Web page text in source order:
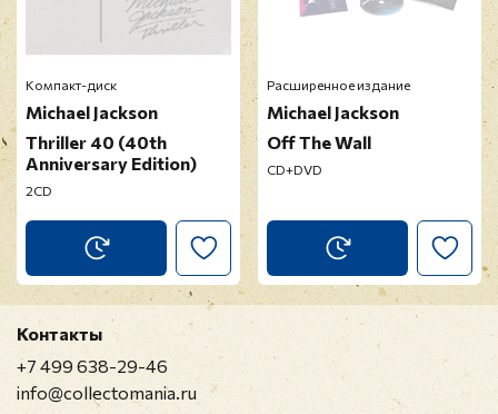
Прикрепить фото
Оставить отзыв
Перед публикацией отзывы проходят
модерацию
Компакт-диск
Michael Jackson
Thriller 40 (40th
Anniversary Edition)
2CD
Расширенное издание
Michael Jackson
Off The Wall
CD+DVD
Контакты
+7 499 638-29-46
info@collectomania.ru